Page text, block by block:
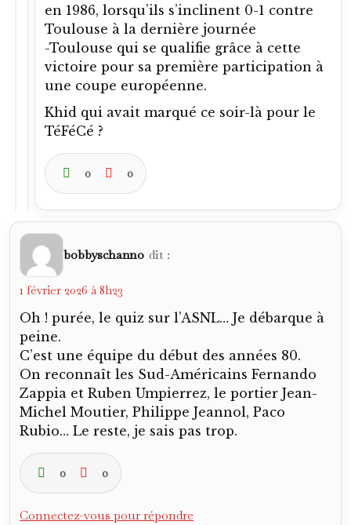
en 1986, lorsqu’ils s’inclinent 0-1 contre
Toulouse à la dernière journée
-Toulouse qui se qualifie grâce à cette
victoire pour sa première participation à
une coupe européenne.
Khid qui avait marqué ce soir-là pour le
TéFéCé ?
0 0
bobbyschanno dit :
1 février 2026 à 8h23
Oh ! purée, le quiz sur l’ASNL… Je débarque à
peine.
C’est une équipe du début des années 80.
On reconnaît les Sud-Américains Fernando
Zappia et Ruben Umpierrez, le portier Jean-
Michel Moutier, Philippe Jeannol, Paco
Rubio… Le reste, je sais pas trop.
0 0
Connectez-vous pour répondre